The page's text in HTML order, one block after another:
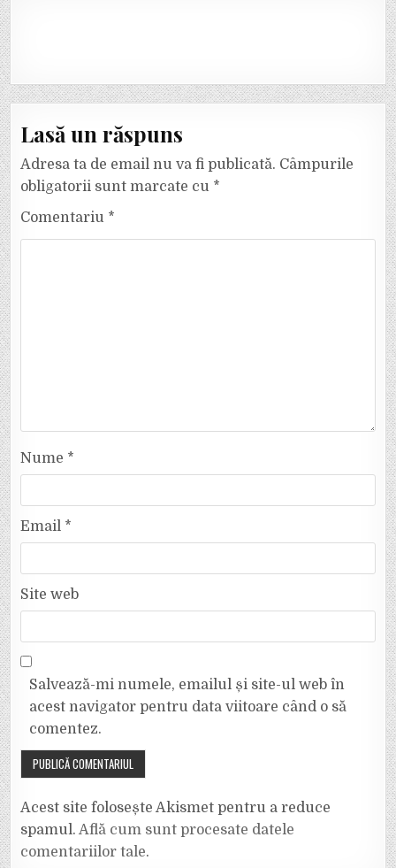
Lasă un răspuns
Adresa ta de email nu va fi publicată. Câmpurile
obligatorii sunt marcate cu *
Comentariu *
Nume *
Email *
Site web
Salvează-mi numele, emailul și site-ul web în
acest navigator pentru data viitoare când o să
comentez.
Acest site folosește Akismet pentru a reduce
spamul.Află cum sunt procesate datele
comentariilor tale.